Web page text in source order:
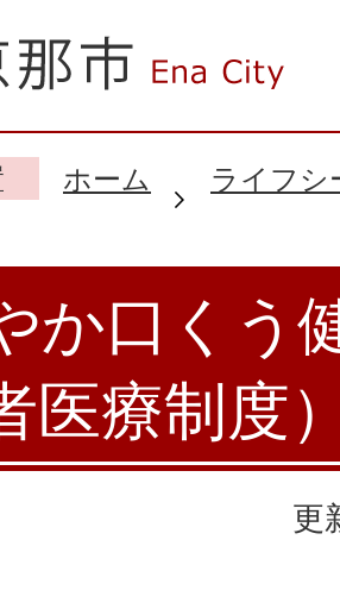
ホーム ライフシ
か口くう
医療制度
更